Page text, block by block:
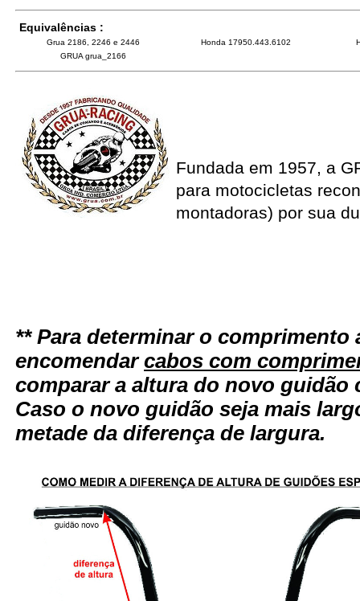
Equivalências :
Grua 2186, 2246 e 2446 Honda 17950.443.6102
GRUA grua_2166
Fundada em 1957, a
para motocicletas
montadoras) por sua
** Para determinar o comprimento
encomendarcabos com
comparar a altura do novo
Caso o novo guidão seja mais
metade da diferença de largura.